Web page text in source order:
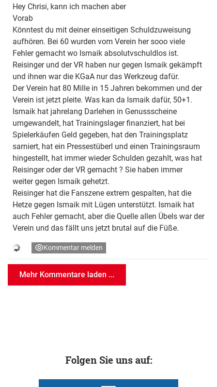
Hey Chrisi, kann ich machen aber
Vorab
Könntest du mit deiner einseitigen Schuldzuweisung
aufhören. Bei 60 wurden vom Verein her sooo viele
Fehler gemacht wo Ismaik absolutvschuldlos ist.
Reisinger und der VR haben nur gegen Ismaik gekämpft
und ihnen war die KGaA nur das Werkzeug dafür.
Der Verein hat 80 Mille in 15 Jahren bekommen und der
Verein ist jetzt pleite. Was kan da Ismaik dafür, 50+1.
Ismaik hat jahrelang Darlehen in Genussscheine
umgewandelt, hat Trainingslager finanziert, hat bei
Spielerkäufen Geld gegeben, hat den Trainingsplatz
sarniert, hat ein Pressestüberl und einen Trainingsraum
hingestellt, hat immer wieder Schulden gezahlt, was hat
Reisinger oder der VR gemacht ? Sie haben immer
weiter gegen Ismaik gehetzt.
Reisinger hat die Fanszene extrem gespalten, hat die
Hetze gegen Ismaik mit Lügen unterstützt. Ismaik hat
auch Fehler gemacht, aber die Quelle allen Übels war der
Verein und das fällt uns jetzt brutal auf die Füße.
Kommentar melden
Mehr Kommentare laden ...
Folgen Sie uns auf: